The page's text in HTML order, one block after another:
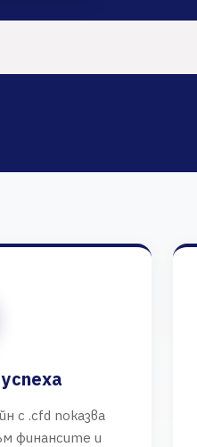
с .cfd показва
финансите и